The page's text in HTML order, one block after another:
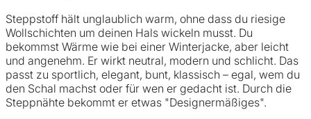
Steppstoff hält unglaublich warm, ohne dass du riesige
Wollschichten um deinen Hals wickeln musst. Du
bekommst Wärme wie bei einer Winterjacke, aber leicht
und angenehm. Er wirkt neutral, modern und schlicht. Das
passt zu sportlich, elegant, bunt, klassisch – egal, wem du
den Schal machst oder für wen er gedacht ist. Durch die
Steppnähte bekommt er etwas "Designermäßiges".